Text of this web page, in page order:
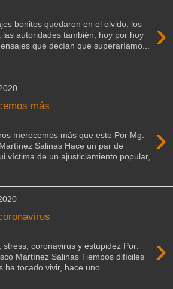
›
bonitos quedaron en el olvido, los
las autoridades también; hoy por hoy
que decían que superaríamo...
más
›
merecemos más que esto Por Mg.
Salinas Hace un par de
víctima de un ajusticiamiento popular,
›
stress, coronavirus y estupidez Por:
Martínez Salinas Tiempos difíciles
ha tocado vivir, hace uno...